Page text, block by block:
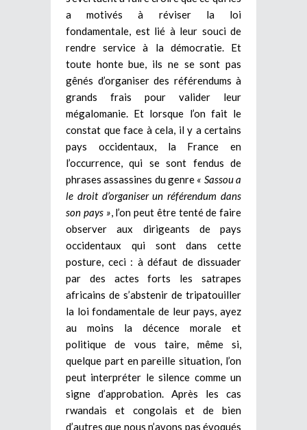
a motivés à réviser la loi
fondamentale, est lié à leur souci de
rendre service à la démocratie. Et
toute honte bue, ils ne se sont pas
gênés d’organiser des référendums à
grands frais pour valider leur
mégalomanie. Et lorsque l’on fait le
constat que face à cela, il y a certains
pays occidentaux, la France en
l’occurrence, qui se sont fendus de
phrases assassines du genre « Sassou a
le droit d’organiser un référendum dans
son pays », l’on peut être tenté de faire
observer aux dirigeants de pays
occidentaux qui sont dans cette
posture, ceci : à défaut de dissuader
par des actes forts les satrapes
africains de s’abstenir de tripatouiller
la loi fondamentale de leur pays, ayez
au moins la décence morale et
politique de vous taire, même si,
quelque part en pareille situation, l’on
peut interpréter le silence comme un
signe d’approbation. Après les cas
rwandais et congolais et de bien
d’autres que nous n’avons pas évoqués